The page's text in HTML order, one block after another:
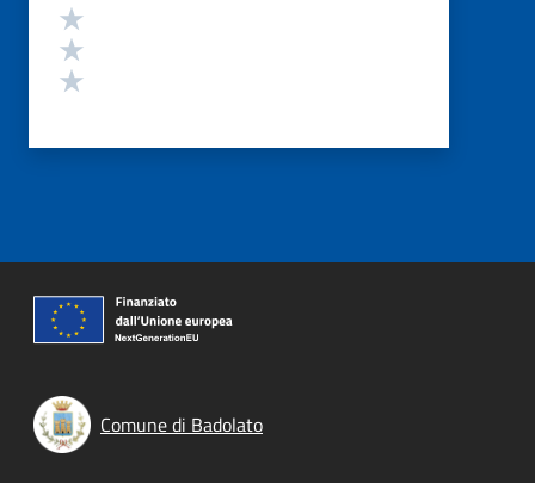
Comune di Badolato